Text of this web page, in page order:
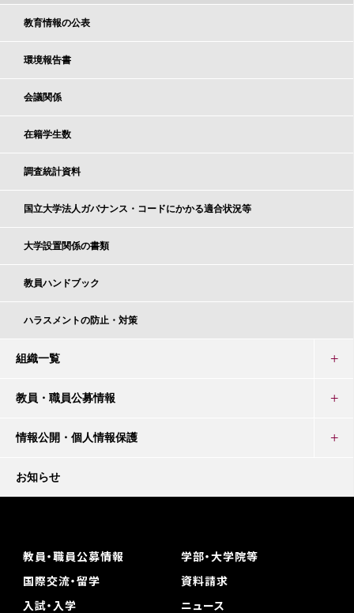
教育情報の公表
環境報告書
会議関係
在籍学生数
調査統計資料
国立大学法人ガバナンス・コードにかかる適合状況等
大学設置関係の書類
教員ハンドブック
ハラスメントの防止・対策
組織一覧
教員・職員公募情報
情報公開・個人情報保護
お知らせ
教員・職員公募情報
学部・大学院等
国際交流・留学
資料請求
入試・入学
ニュース